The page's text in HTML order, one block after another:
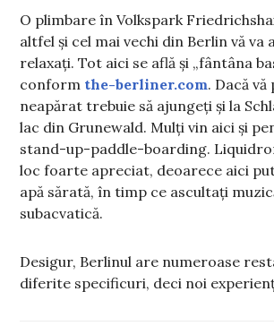
O plimbare în Volkspark
altfel și cel mai vechi din Berlin vă va
relaxați. Tot aici se află și „fântâna
conform the-berliner.com. Dacă
neapărat trebuie să ajungeți și la
lac din Grunewald. Mulți vin aici și
stand-up-paddle-boarding.
loc foarte apreciat, deoarece aici
apă sărată, în timp ce ascultați
subacvatică.
Desigur, Berlinul are numeroase
diferite specificuri, deci noi